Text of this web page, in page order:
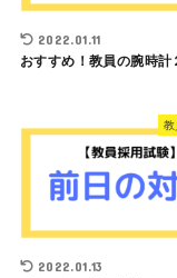
2022.01.11
おすすめ！教員の腕時計
教
2022.01.13